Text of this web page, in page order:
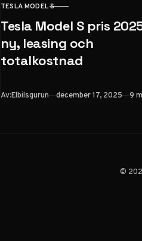
KATEGORI
TESLA MODEL S
Tesla Model S pris
ny, leasing och
totalkostnad
Av:Elbilsgurun Publicerad
december 17, 2025 9
©